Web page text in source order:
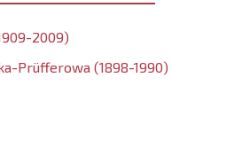
2009)
Prüfferowa (1898-1990)